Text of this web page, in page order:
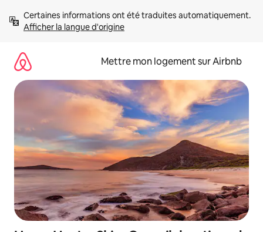
directement
Afficher la langue d'origine
Mettre mon logement sur Airbnb